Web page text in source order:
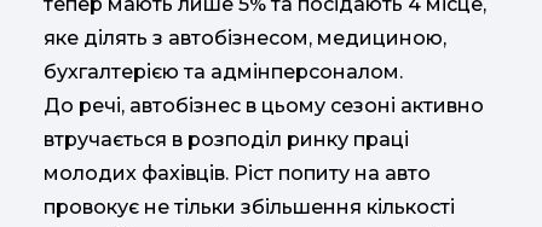
яке ділять з автобізнесом, медициною,
бухгалтерією та адмінперсоналом.
До речі, автобізнес в цьому сезоні активно
втручається в розподіл ринку праці
молодих фахівців. Ріст попиту на авто
провокує не тільки збільшення кількості